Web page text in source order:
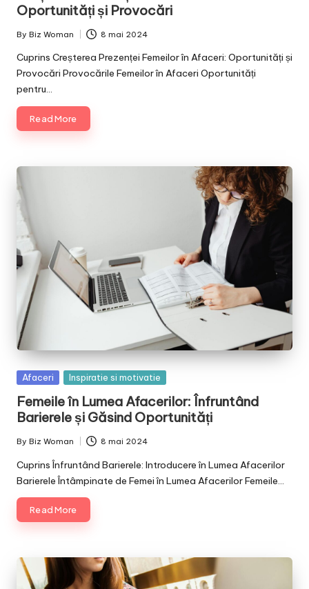
Oportunități și Provocări
Posted
by
By Biz Woman 8 mai 2024
Cuprins Creșterea Prezenței Femeilor în Afaceri: Oportunități și
Provocări Provocările Femeilor în Afaceri Oportunități
pentru…
Read More
Posted
Afaceri Inspiratie si motivatie
Femeile în Lumea Afacerilor: Înfruntând
Barierele și Găsind Oportunități
Posted
by
By Biz Woman 8 mai 2024
Cuprins Înfruntând Barierele: Introducere în Lumea Afacerilor
Barierele Întâmpinate de Femei în Lumea Afacerilor Femeile…
Read More